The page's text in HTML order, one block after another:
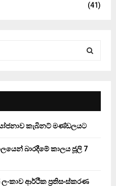
(41)
E
A
කැබිනට් මණ්ඩලයට
බාරදීමේ කාලය ජූලි 7
ලංකාව ආර්ථික ප්‍රතිසංස්කරණ